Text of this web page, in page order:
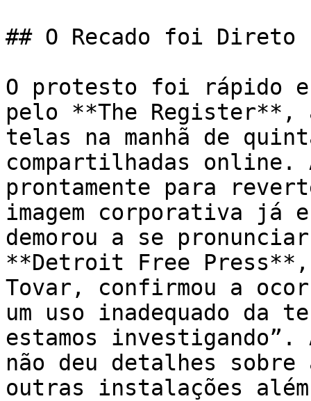
## O Recado foi
O protesto foi rápido
pelo **The Register**,
telas na manhã de
compartilhadas online.
prontamente para
imagem corporativa já
demorou a se
**Detroit Free
Tovar, confirmou a
um uso inadequado da
estamos
não deu detalhes
outras instalações